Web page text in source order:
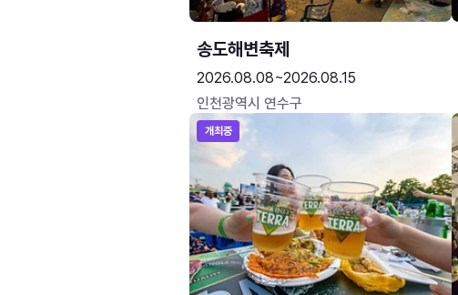
송도해변축제
2026.08.08~2026.08.15
인천광역시 연수구
개최중